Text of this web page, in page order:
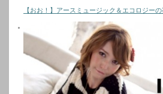
【おお！】アースミュージック＆エコロジー